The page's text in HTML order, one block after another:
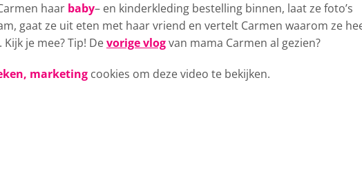
haar baby– en kinderkleding bestelling binnen, laat ze foto’s
gaat ze uit eten met haar vriend en vertelt Carmen waarom ze
je mee? Tip! Devorige vlogvan mama Carmen al gezien?
marketing cookies om deze video te bekijken.